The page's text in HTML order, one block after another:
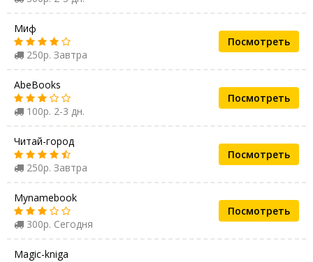
Миф
250р. Завтра
Посмотреть
AbeBooks
100р. 2-3 дн.
Посмотреть
Читай-город
250р. Завтра
Посмотреть
Mynamebook
300р. Сегодня
Посмотреть
Magic-kniga